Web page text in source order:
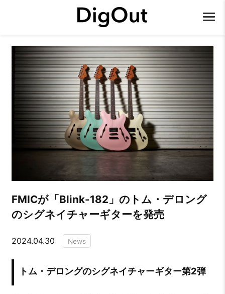
FMICが「Blink-182」のトム・デロング
のシグネイチャーギターを発売
2024.04.30 News
トム・デロングのシグネイチャーギター第2弾